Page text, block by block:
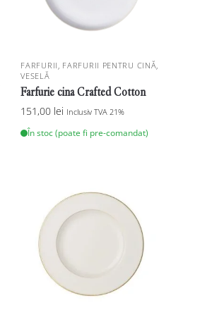
FARFURII FARFURII PENTRU CINĂ
VESELĂ
Farfurie cina Crafted Cotton
151,00 lei Inclusiv TVA 21%
În stoc (poate fi pre-comandat)